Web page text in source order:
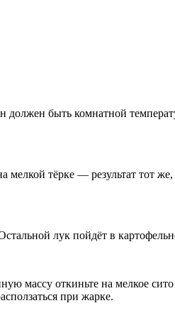
должен быть комнатной
тёрке — результат тот
лук пойдёт в
массу откиньте на мелкое
при жарке.